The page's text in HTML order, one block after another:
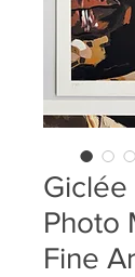
Giclée
Photo
Fine